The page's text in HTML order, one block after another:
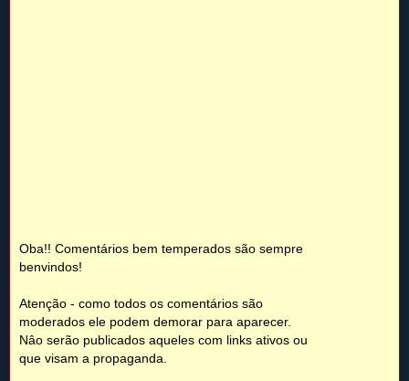
Oba!! Comentários bem temperados são sempre
benvindos!
Atenção - como todos os comentários são
moderados ele podem demorar para aparecer.
Nâo serão publicados aqueles com links ativos ou
que visam a propaganda.